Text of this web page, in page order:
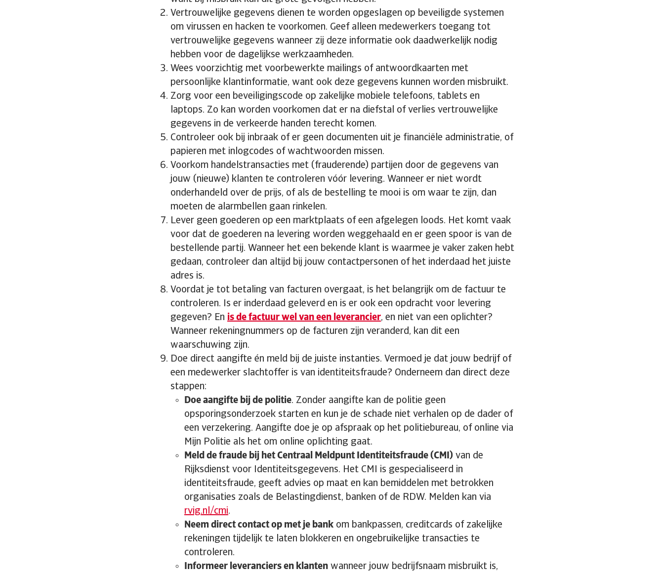
Vertrouwelijke gegevens dienen te worden opgeslagen op beveiligde systemen
om virussen en hacken te voorkomen. Geef alleen medewerkers toegang tot
vertrouwelijke gegevens wanneer zij deze informatie ook daadwerkelijk nodig
hebben voor de dagelijkse werkzaamheden.
Wees voorzichtig met voorbewerkte mailings of antwoordkaarten met
persoonlijke klantinformatie, want ook deze gegevens kunnen worden misbruikt.
Zorg voor een beveiligingscode op zakelijke mobiele telefoons, tablets en
laptops. Zo kan worden voorkomen dat er na diefstal of verlies vertrouwelijke
gegevens in de verkeerde handen terecht komen.
Controleer ook bij inbraak of er geen documenten uit je financiële administratie, of
papieren met inlogcodes of wachtwoorden missen.
Voorkom handelstransacties met (frauderende) partijen door de gegevens van
jouw (nieuwe) klanten te controleren vóór levering. Wanneer er niet wordt
onderhandeld over de prijs, of als de bestelling te mooi is om waar te zijn, dan
moeten de alarmbellen gaan rinkelen.
Lever geen goederen op een marktplaats of een afgelegen loods. Het komt vaak
voor dat de goederen na levering worden weggehaald en er geen spoor is van de
bestellende partij. Wanneer het een bekende klant is waarmee je vaker zaken hebt
gedaan, controleer dan altijd bij jouw contactpersonen of het inderdaad het juiste
adres is.
Voordat je tot betaling van facturen overgaat, is het belangrijk om de factuur te
controleren. Is er inderdaad geleverd en is er ook een opdracht voor levering
gegeven? En is de factuur wel van een leverancier, en niet van een oplichter?
Wanneer rekeningnummers op de facturen zijn veranderd, kan dit een
waarschuwing zijn.
Doe direct aangifte én meld bij de juiste instanties. Vermoed je dat jouw bedrijf of
een medewerker slachtoffer is van identiteitsfraude? Onderneem dan direct deze
stappen:
Doe aangifte bij de politie. Zonder aangifte kan de politie geen
opsporingsonderzoek starten en kun je de schade niet verhalen op de dader of
een verzekering. Aangifte doe je op afspraak op het politiebureau, of online via
Mijn Politie als het om online oplichting gaat.
Meld de fraude bij het Centraal Meldpunt Identiteitsfraude (CMI) van de
Rijksdienst voor Identiteitsgegevens. Het CMI is gespecialiseerd in
identiteitsfraude, geeft advies op maat en kan bemiddelen met betrokken
organisaties zoals de Belastingdienst, banken of de RDW. Melden kan via
rvig.nl/cmi.
Neem direct contact op met je bank om bankpassen, creditcards of zakelijke
rekeningen tijdelijk te laten blokkeren en ongebruikelijke transacties te
controleren.
Informeer leveranciers en klanten wanneer jouw bedrijfsnaam misbruikt is,